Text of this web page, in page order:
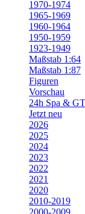
1970-1974
1965-1969
1960-1964
1950-1959
1923-1949
Maßstab 1:64
Maßstab 1:87
Figuren
Vorschau
24h Spa &
Jetzt neu
2026
2025
2024
2023
2022
2021
2020
2010-2019
2000-2009